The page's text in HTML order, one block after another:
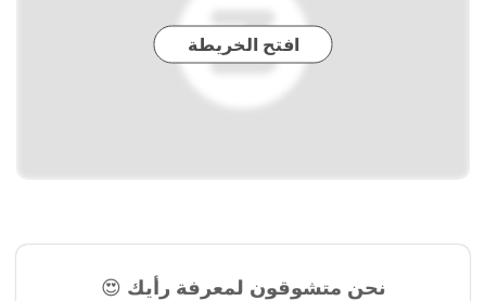
افتح الخريطة
نحن متشوقون لمعرفة رأيك 😍